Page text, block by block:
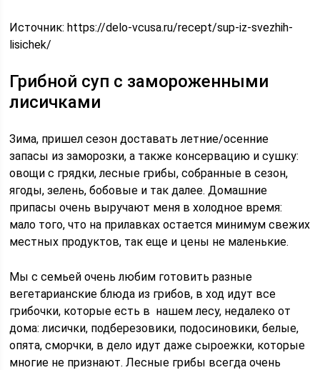
Источник:https://delo-vcusa.ru/recept/sup-iz-svezhih-
lisichek/
Грибной суп с замороженными
лисичками
Зима, пришел сезон доставать летние/осенние
запасы из заморозки, а также консервацию и сушку:
овощи с грядки, лесные грибы, собранные в сезон,
ягоды, зелень, бобовые и так далее. Домашние
припасы очень выручают меня в холодное время:
мало того, что на прилавках остается минимум свежих
местных продуктов, так еще и цены не маленькие.
Мы с семьей очень любим готовить разные
вегетарианские блюда из грибов, в ход идут все
грибочки, которые есть в нашем лесу, недалеко от
дома: лисички, подберезовики, подосиновики, белые,
опята, сморчки, в дело идут даже сыроежки, которые
многие не признают. Лесные грибы всегда очень